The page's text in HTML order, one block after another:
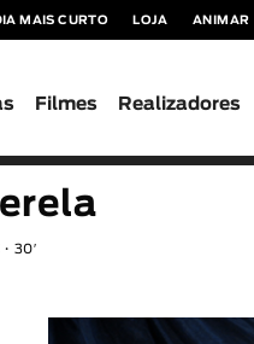
MAIS CURTO LOJA ANIMAR
Filmes Realizadores
30′